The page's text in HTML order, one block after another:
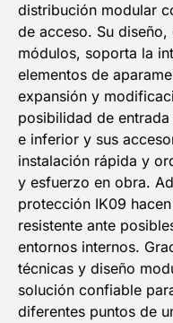
distribución modular
de acceso. Su
módulos, soporta la
elementos de
expansión y
posibilidad de
e inferior y sus
instalación rápida y
y esfuerzo en obra.
protección IK09
resistente ante
entornos internos.
técnicas y diseño
solución confiable
diferentes puntos de